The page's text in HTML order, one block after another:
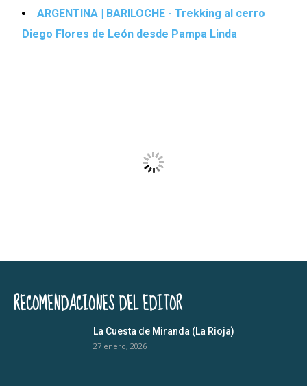
ARGENTINA | BARILOCHE - Trekking al cerro
Diego Flores de León desde Pampa Linda
RECOMENDACIONES DEL EDITOR
La Cuesta de Miranda (La Rioja)
27 enero, 2026